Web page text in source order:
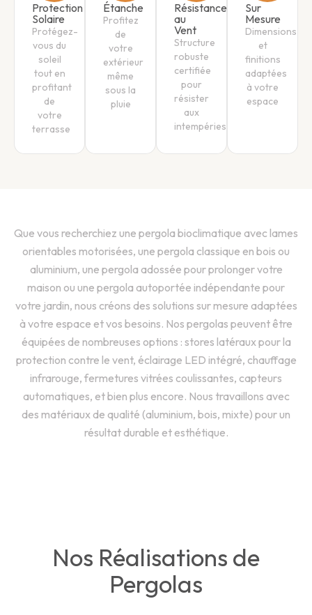
Protection
Solaire
Protégez-
vous du
soleil
tout en
profitant
de
votre
terrasse
Étanche
Profitez
de
votre
extérieur
même
sous la
pluie
Résistance
au
Vent
Structure
robuste
certifiée
pour
résister
aux
intempéries
Sur
Mesure
Dimensions
et
finitions
adaptées
à votre
espace
Que vous recherchiez une pergola bioclimatique avec lames
orientables motorisées, une pergola classique en bois ou
aluminium, une pergola adossée pour prolonger votre
maison ou une pergola autoportée indépendante pour
votre jardin, nous créons des solutions sur mesure adaptées
à votre espace et vos besoins. Nos pergolas peuvent être
équipées de nombreuses options : stores latéraux pour la
protection contre le vent, éclairage LED intégré, chauffage
infrarouge, fermetures vitrées coulissantes, capteurs
automatiques, et bien plus encore. Nous travaillons avec
des matériaux de qualité (aluminium, bois, mixte) pour un
résultat durable et esthétique.
Nos Réalisations de
Pergolas